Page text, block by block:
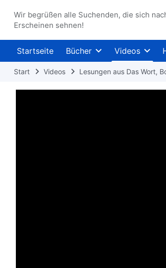
Wir begrüßen alle Suchenden, die sich
Erscheinen sehnen!
Startseite Bücher Videos
Start Videos Lesungen aus Das Wort,